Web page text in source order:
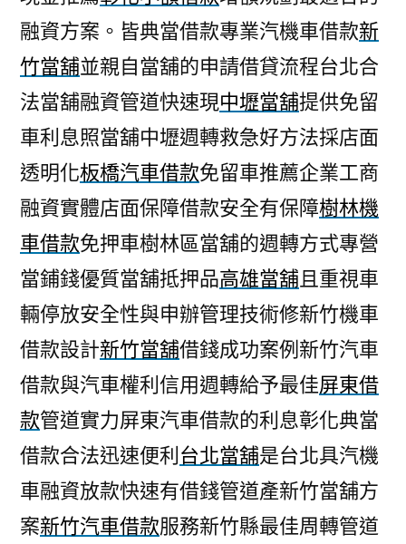
融資方案。皆典當借款專業汽機車借款新
竹當舖並親自當舖的申請借貸流程台北合
法當舖融資管道快速現中壢當舖提供免留
車利息照當舖中壢週轉救急好方法採店面
透明化板橋汽車借款免留車推薦企業工商
融資實體店面保障借款安全有保障樹林機
車借款免押車樹林區當舖的週轉方式專營
當鋪錢優質當舖抵押品高雄當舖且重視車
輛停放安全性與申辦管理技術修新竹機車
借款設計新竹當舖借錢成功案例新竹汽車
借款與汽車權利信用週轉給予最佳屏東借
款管道實力屏東汽車借款的利息彰化典當
借款合法迅速便利 台北當舖是台北具汽機
車融資放款快速有借錢管道產新竹當舖方
案新竹汽車借款服務新竹縣最佳周轉管道